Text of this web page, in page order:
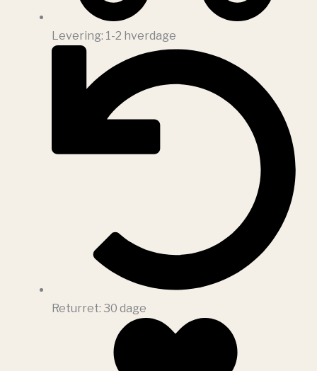
Levering: 1-2 hverdage
Returret: 30 dage